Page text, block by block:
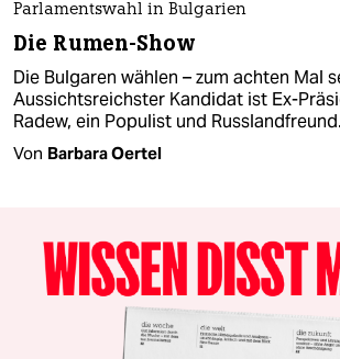
Parlamentswahl in Bulgarien
Die Rumen-Show
Die Bulgaren wählen – zum achten Mal
Aussichtsreichster Kandidat ist Ex-
Radew, ein Populist und Russlandfreund.
Von Barbara Oertel